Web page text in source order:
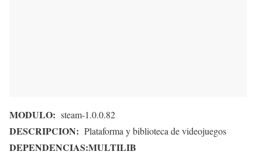
MODULO: steam-1.0.0.82
DESCRIPCION: Plataforma y biblioteca de videojuegos
DEPENDENCIAS:MULTILIB